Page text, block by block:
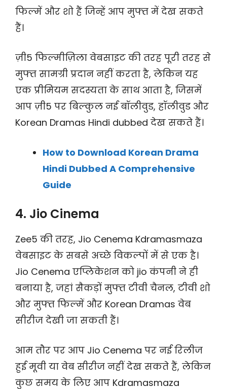
फिल्में और शो हैं जिन्हें आप मुफ्त में देख सकते
हैं।
ज़ी5 फिल्मीज़िला वेबसाइट की तरह पूरी तरह से
मुफ्त सामग्री प्रदान नहीं करता है, लेकिन यह
एक प्रीमियम सदस्यता के साथ आता है, जिसमें
आप ज़ी5 पर बिल्कुल नई बॉलीवुड, हॉलीवुड और
Korean Dramas Hindi dubbed देख सकते हैं।
How to Download Korean Drama
Hindi Dubbed A Comprehensive
Guide
4. Jio Cinema
Zee5 की तरह, Jio Cenema Kdramasmaza
वेबसाइट के सबसे अच्छे विकल्पों में से एक है।
Jio Cenema एप्लिकेशन को jio कंपनी ने ही
बनाया है, जहां सैकड़ों मुफ्त टीवी चैनल, टीवी शो
और मुफ्त फिल्में और Korean Dramas वेब
सीरीज देखी जा सकती हैं।
आम तौर पर आप Jio Cenema पर नई रिलीज
हुई मूवी या वेब सीरीज नहीं देख सकते हैं, लेकिन
कुछ समय के लिए आप Kdramasmaza